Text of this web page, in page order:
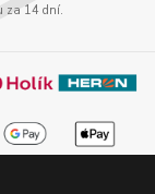
za 14 dní.